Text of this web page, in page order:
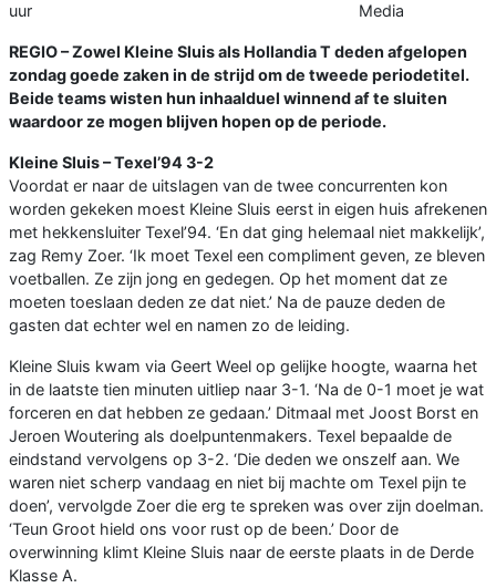
uur
Media
REGIO – Zowel Kleine Sluis als Hollandia T deden afgelopen
zondag goede zaken in de strijd om de tweede periodetitel.
Beide teams wisten hun inhaalduel winnend af te sluiten
waardoor ze mogen blijven hopen op de periode.
Kleine Sluis – Texel’94 3-2
Voordat er naar de uitslagen van de twee concurrenten kon
worden gekeken moest Kleine Sluis eerst in eigen huis afrekenen
met hekkensluiter Texel’94. ‘En dat ging helemaal niet makkelijk’,
zag Remy Zoer. ‘Ik moet Texel een compliment geven, ze bleven
voetballen. Ze zijn jong en gedegen. Op het moment dat ze
moeten toeslaan deden ze dat niet.’ Na de pauze deden de
gasten dat echter wel en namen zo de leiding.
Kleine Sluis kwam via Geert Weel op gelijke hoogte, waarna het
in de laatste tien minuten uitliep naar 3-1. ‘Na de 0-1 moet je wat
forceren en dat hebben ze gedaan.’ Ditmaal met Joost Borst en
Jeroen Woutering als doelpuntenmakers. Texel bepaalde de
eindstand vervolgens op 3-2. ‘Die deden we onszelf aan. We
waren niet scherp vandaag en niet bij machte om Texel pijn te
doen’, vervolgde Zoer die erg te spreken was over zijn doelman.
‘Teun Groot hield ons voor rust op de been.’ Door de
overwinning klimt Kleine Sluis naar de eerste plaats in de Derde
Klasse A.